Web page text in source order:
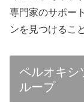
専門家のサポー
ンを見つけるこ
ペルオキシ
ループ